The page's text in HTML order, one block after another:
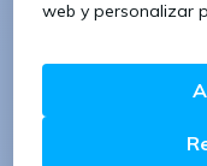
1 letra mayúscula